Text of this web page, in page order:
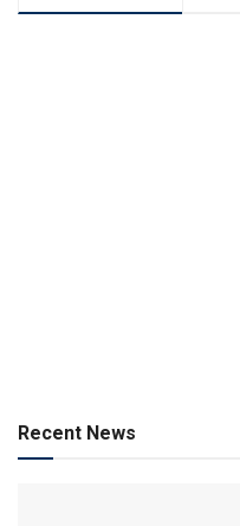
Recent News